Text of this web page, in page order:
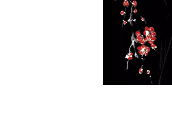
Lee Bo Young
2023 2022